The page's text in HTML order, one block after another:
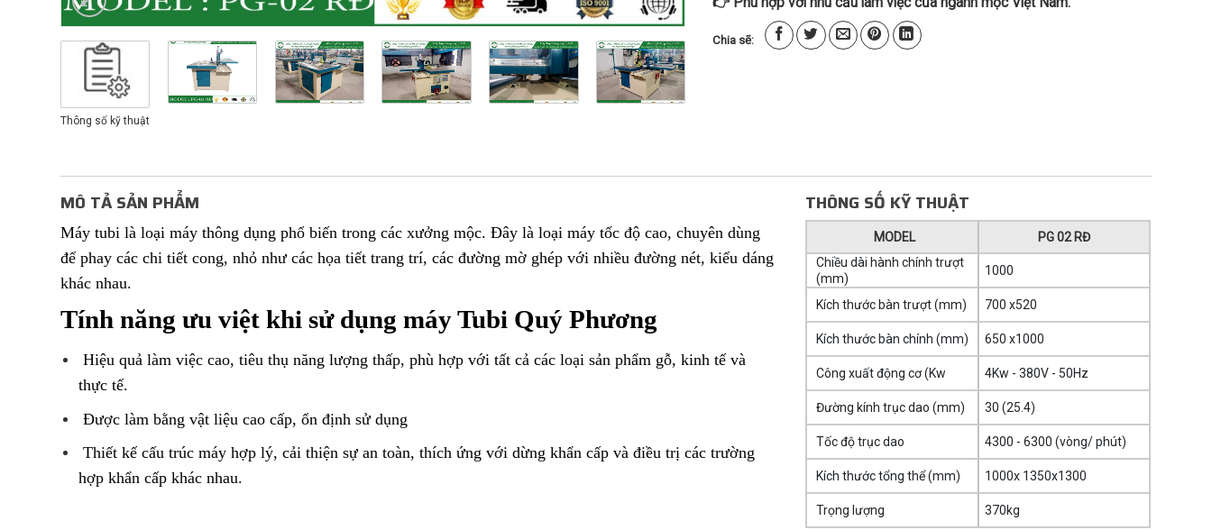
Thông số kỹ thuật
Chia sẽ:
MÔ TẢ SẢN PHẨM
Máy tubi là loại máy thông dụng phổ biến trong các xưởng mộc. Đây là loại máy tốc độ cao, chuyên dùng
để phay các chi tiết cong, nhỏ như các họa tiết trang trí, các đường mờ ghép với nhiều đường nét, kiểu dáng
khác nhau.
Tính năng ưu việt khi sử dụng máy Tubi Quý Phương
Hiệu quả làm việc cao, tiêu thụ năng lượng thấp, phù hợp với tất cả các loại sản phẩm gỗ, kinh tế và
thực tế.
Được làm bằng vật liệu cao cấp, ổn định sử dụng
Thiết kế cấu trúc máy hợp lý, cải thiện sự an toàn, thích ứng với dừng khẩn cấp và điều trị các trường
hợp khẩn cấp khác nhau.
THÔNG SỐ KỸ THUẬT
MODEL
PG 02 RĐ
Chiều dài hành chính trượt
(mm)
1000
Kích thước bàn trượt (mm) 700 x520
Kích thước bàn chính (mm) 650 x1000
Công xuất động cơ (Kw 4Kw - 380V - 50Hz
Đường kính trục dao (mm) 30 (25.4)
Tốc độ trục dao 4300 - 6300 (vòng/ phút)
Kích thước tổng thể (mm) 1000x 1350x1300
Trọng lượng 370kg